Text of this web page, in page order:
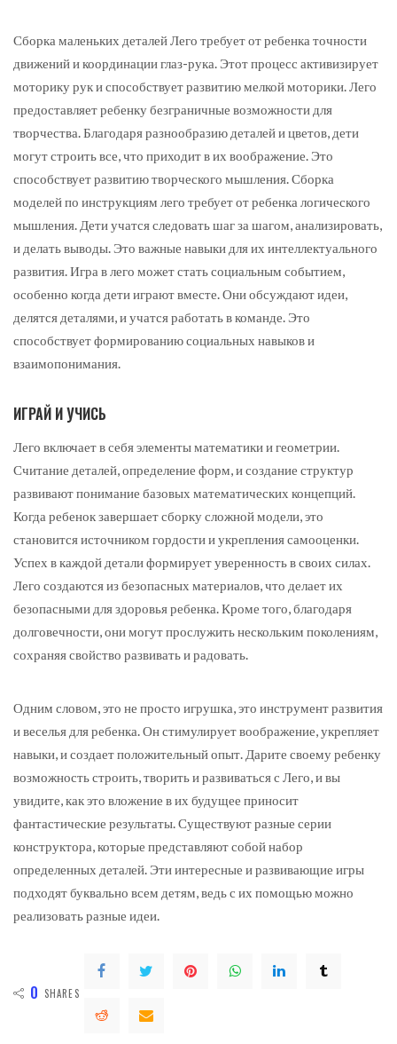
Сборка маленьких деталей Лего требует от ребенка точности
движений и координации глаз-рука. Этот процесс активизирует
моторику рук и способствует развитию мелкой моторики. Лего
предоставляет ребенку безграничные возможности для
творчества. Благодаря разнообразию деталей и цветов, дети
могут строить все, что приходит в их воображение. Это
способствует развитию творческого мышления. Сборка
моделей по инструкциям лего требует от ребенка логического
мышления. Дети учатся следовать шаг за шагом, анализировать,
и делать выводы. Это важные навыки для их интеллектуального
развития. Игра в лего может стать социальным событием,
особенно когда дети играют вместе. Они обсуждают идеи,
делятся деталями, и учатся работать в команде. Это
способствует формированию социальных навыков и
взаимопонимания.
ИГРАЙ И УЧИСЬ
Лего включает в себя элементы математики и геометрии.
Считание деталей, определение форм, и создание структур
развивают понимание базовых математических концепций.
Когда ребенок завершает сборку сложной модели, это
становится источником гордости и укрепления самооценки.
Успех в каждой детали формирует уверенность в своих силах.
Лего создаются из безопасных материалов, что делает их
безопасными для здоровья ребенка. Кроме того, благодаря
долговечности, они могут прослужить нескольким поколениям,
сохраняя свойство развивать и радовать.
Одним словом, это не просто игрушка, это инструмент развития
и веселья для ребенка. Он стимулирует воображение, укрепляет
навыки, и создает положительный опыт. Дарите своему ребенку
возможность строить, творить и развиваться с Лего, и вы
увидите, как это вложение в их будущее приносит
фантастические результаты. Существуют разные серии
конструктора, которые представляют собой набор
определенных деталей. Эти интересные и развивающие игры
подходят буквально всем детям, ведь с их помощью можно
реализовать разные идеи.
0 SHARES